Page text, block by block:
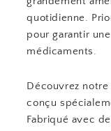
quotidienne.
pour garantir
médicaments.
Découvrez notre
conçu
Fabriqué avec